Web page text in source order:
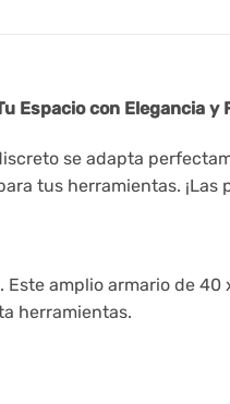
Espacio con Elegancia y
se adapta
tus herramientas. ¡Las
Este amplio armario de
herramientas.